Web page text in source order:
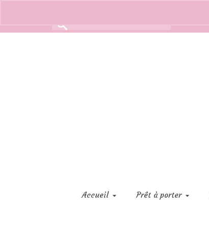
Rechercher :
Accueil Prêt à porter